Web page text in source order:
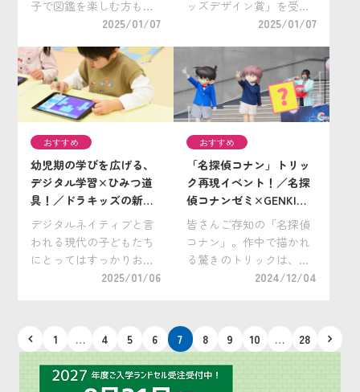
子で図鑑を楽しむ方も多
いと思います。 動物や植
宇宙……など、さまざま
な分野で興味の幅が広が
ったり、視覚的な理解が
深まったりするほかに
[…]
2025/01/07
ッズデザイン賞」を受賞
した話題のオンライン学
（日）開催の「小学館の
探究楽習®」オンライン
学習をご紹介します！
今回はアートが […]
2025/01/07
おすすめ
幼児期の学びを広げる、
デジタル学習×ひみつ道
具！／ドラキッズの新カ
リキュラム「ドラえもん
のひみつ道具大作戦」
デジタルネイティブと言
われる現代の子どもたち
にとってはすっかりおな
じみとなったデジタル学
おいても、タブレットな
どのデジタル機器が活用
されています。 小学 […]
2025/01/06
おすすめ
「名探偵コナン」トリッ
ク再現イベント！／名探
偵コナンゼミ×GENKI
LABO トリックサイエン
スライブ 開催レポート！
(2024/11/2)
皆さんご存知の「名探偵
コナン」。作中で描かれ
る驚きのトリックは、そ
の人気を支える大きな魅
場するトリックを、クイ
ズと科学実験を交えて紹
介するサイエンスライブ
が、2024年11月 […]
2024/12/04
稿
1 … 4 5 6 7 8 9 10 … 28